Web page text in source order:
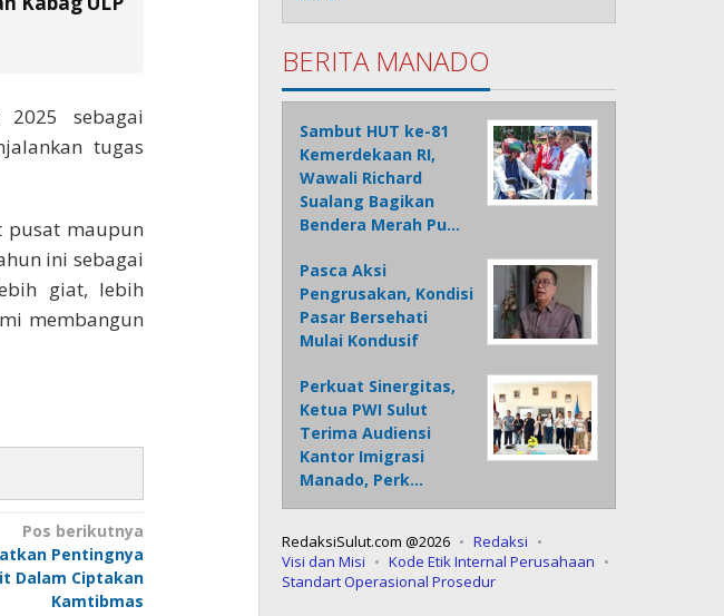
2025 sebagai
tugas
pusat maupun
ini sebagai
giat, lebih
membangun
Pos berikutnya
Pentingnya
Dalam Ciptakan
Kamtibmas
BERITA MANADO
Sambut HUT ke-81
Kemerdekaan RI,
Wawali Richard
Sualang Bagikan
Bendera Merah Pu…
Pasca Aksi
Pengrusakan, Kondisi
Pasar Bersehati
Mulai Kondusif
Perkuat Sinergitas,
Ketua PWI Sulut
Terima Audiensi
Kantor Imigrasi
Manado, Perk…
RedaksiSulut.com @2026
Redaksi
Visi dan Misi
Kode Etik Internal Perusahaan
Standart Operasional Prosedur